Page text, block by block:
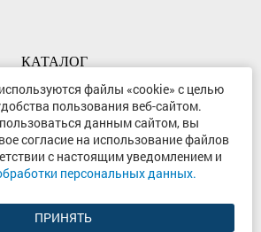
КОМПАНИЯ
КАТАЛОГ
КОНТАКТЫ
«Центр Метиз» 2000-2026
конфиденциальности
файлы «cookie» с целью
пользования веб-сайтом.
данным сайтом, вы
согласие на использование файлов
с настоящим уведомлением и
персональных данных.
ПРИНЯТЬ